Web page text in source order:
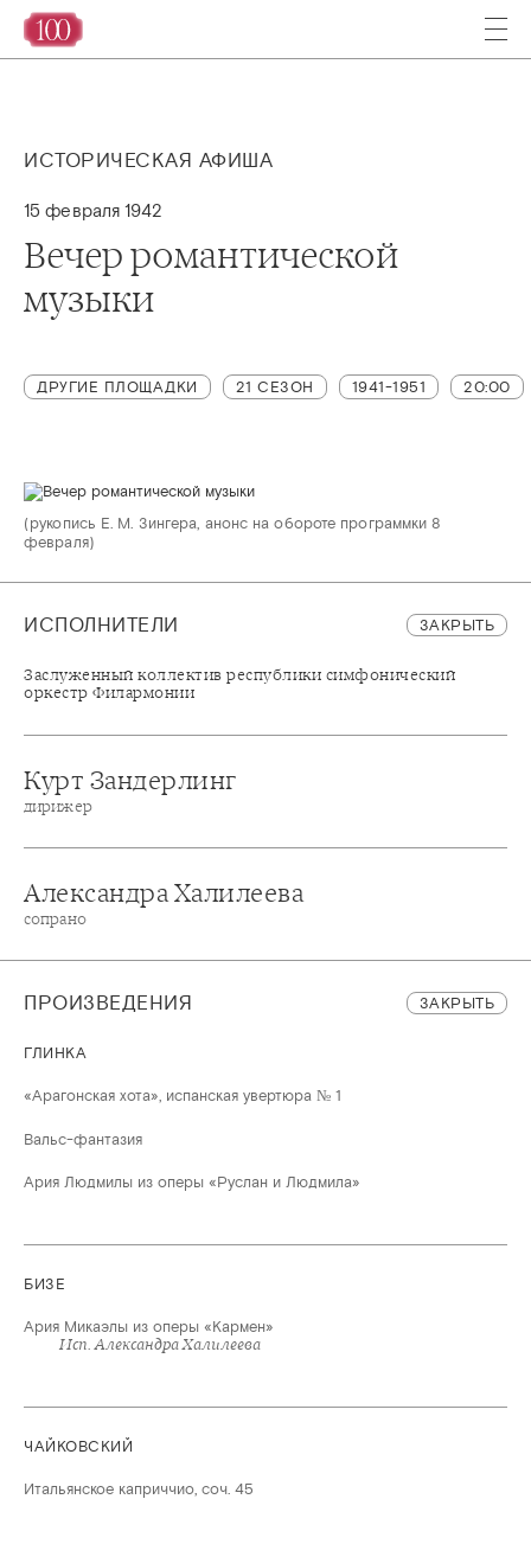
ИСТОРИЧЕСКАЯ АФИША
15 февраля 1942
Вечер романтической
музыки
ДРУГИЕ ПЛОЩАДКИ 21 СЕЗОН 1941-1951 20:00
(рукопись Е. М. Зингера, анонс на обороте программки 8
февраля)
ИСПОЛНИТЕЛИ ЗАКРЫТЬ
Заслуженный коллектив республики симфонический
оркестр Филармонии
Курт Зандерлинг
дирижер
Александра Халилеева
сопрано
ПРОИЗВЕДЕНИЯ ЗАКРЫТЬ
ГЛИНКА
«Арагонская хота», испанская увертюра № 1
Вальс-фантазия
Ария Людмилы из оперы «Руслан и Людмила»
БИЗЕ
Ария Микаэлы из оперы «Кармен»
Исп. Александра Халилеева
ЧАЙКОВСКИЙ
Итальянское каприччио, соч. 45